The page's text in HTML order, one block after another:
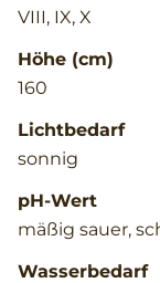
VIII, IX, X
Höhe (cm)
160
Lichtbedarf
sonnig
pH-Wert
mäßig sauer,
Wasserbedarf